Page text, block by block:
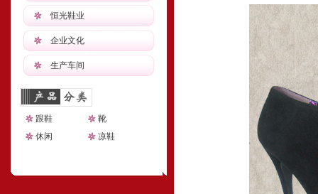
恒光鞋业
企业文化
生产车间
跟鞋
靴
休闲
凉鞋